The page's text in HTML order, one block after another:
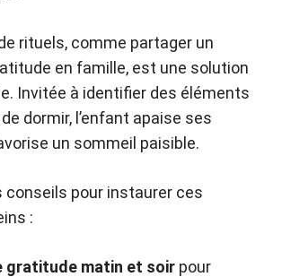
rituels, comme partager un
en famille, est une solution
Invitée à identifier des éléments
dormir, l’enfant apaise ses
un sommeil paisible.
conseils pour instaurer ces
:
gratitude matin et soir pour